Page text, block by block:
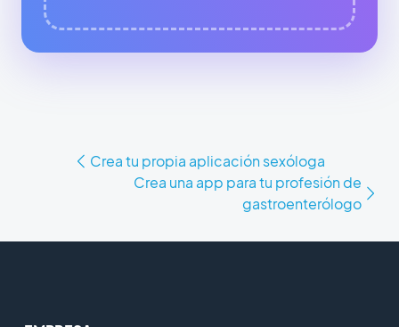
Crea tu propia aplicación sexóloga
Crea una app para tu profesión de
gastroenterólogo